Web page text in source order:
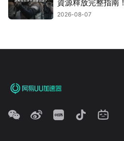
資源釋放完整指南！
2026-08-07